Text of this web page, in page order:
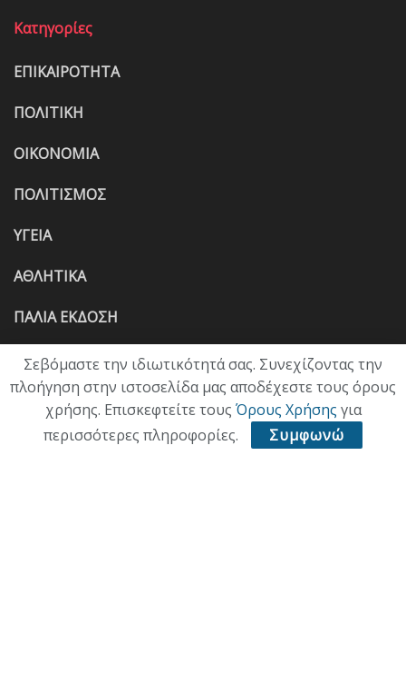
Κατηγορίες
ΕΠΙΚΑΙΡΟΤΗΤΑ
ΠΟΛΙΤΙΚΗ
ΟΙΚΟΝΟΜΙΑ
ΠΟΛΙΤΙΣΜΟΣ
ΥΓΕΙΑ
ΑΘΛΗΤΙΚΑ
ΠΑΛΙΑ ΕΚΔΟΣΗ
Σεβόμαστε την ιδιωτικότητά σας. Συνεχίζοντας την
πλοήγηση στην ιστοσελίδα μας αποδέχεστε τους όρους
χρήσης. Επισκεφτείτε τους Όρους Χρήσης για
περισσότερες πληροφορίες.
Συμφωνώ